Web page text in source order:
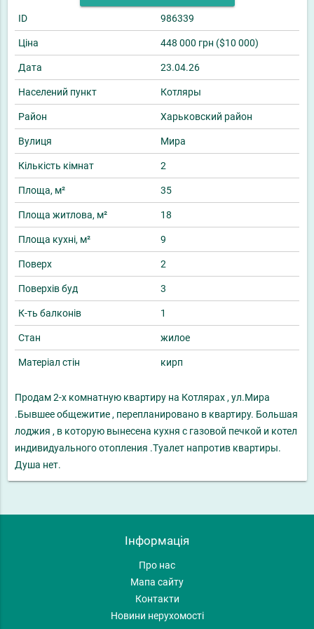
ID 986339
Ціна 448 000 грн ($10 000)
Дата 23.04.26
Населений пункт Котляры
Район Харьковский район
Вулиця Мира
Кількість кімнат 2
Площа, м² 35
Площа житлова, м² 18
Площа кухні, м² 9
Поверх 2
Поверхів буд 3
К-ть балконів 1
Стан жилое
Матеріал стін кирп
Продам 2-х комнатную квартиру на Котлярах , ул.Мира
.Бывшее общежитие , перепланировано в квартиру. Большая
лоджия , в которую вынесена кухня с газовой печкой и котел
индивидуального отопления .Туалет напротив квартиры.
Душа нет.
Інформація
Про нас
Мапа сайту
Контакти
Новини нерухомості